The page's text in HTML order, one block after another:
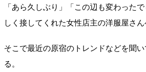
「あら久しぶり」「この辺も変わった
しく接してくれた女性店主の洋服屋さん
そこで最近の原宿のトレンドなどを聞
る。